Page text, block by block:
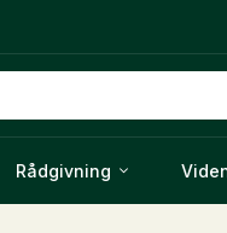
Rådgivning